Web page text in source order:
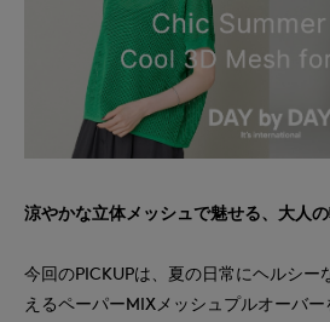
涼やかな立体メッシュで魅せる、大人
今回のPICKUPは、夏の日常にヘルシー
えるペーパーMIXメッシュプルオーバー